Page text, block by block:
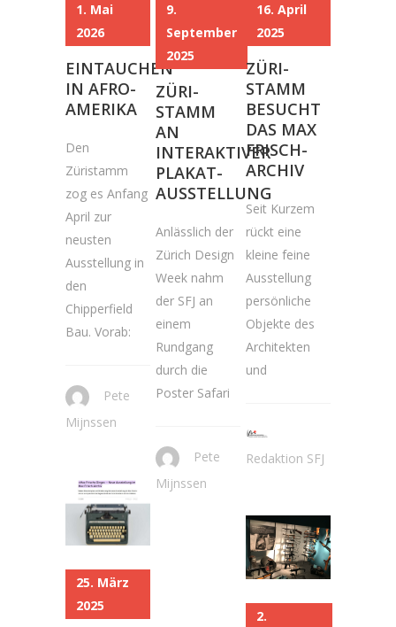
1. Mai
2026
EINTAUCHEN
IN AFRO-
AMERIKA
Den
Züristamm
zog es Anfang
April zur
neusten
Ausstellung in
den
Chipperfield
Bau. Vorab:
Pete
Mijnssen
9.
September
2025
ZÜRI-
STAMM
AN
INTERAKTIVER
PLAKAT-
AUSSTELLUNG
Anlässlich der
Zürich Design
Week nahm
der SFJ an
einem
Rundgang
durch die
Poster Safari
Pete
Mijnssen
16. April
2025
ZÜRI-
STAMM
BESUCHT
DAS MAX
FRISCH-
ARCHIV
Seit Kurzem
rückt eine
kleine feine
Ausstellung
persönliche
Objekte des
Architekten
und
Redaktion SFJ
25. März
2025
2.